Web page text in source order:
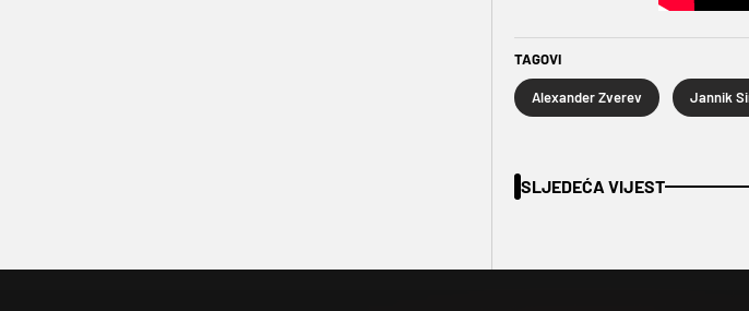
TAGOVI
Alexander Zverev Jannik
SLJEDEĆA VIJEST